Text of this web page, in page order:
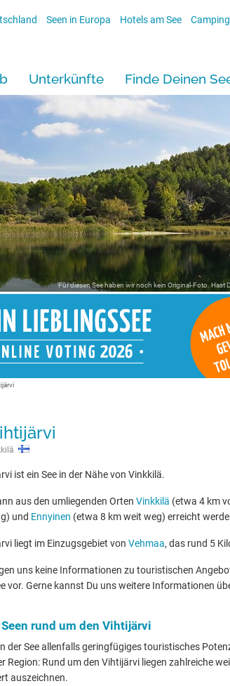
Seen in Europa Hotels am See
Unterkünfte Finde Deinen
Für diesen See haben wir noch kein Original-Foto.
ist ein See in der Nähe von Vinkkilä.
aus den umliegenden Orten Vinkkilä (etwa 4 km
und Ennyinen (etwa 8 km weit weg) erreicht
liegt im Einzugsgebiet von Vehmaa, das rund 5
uns keine Informationen zu touristischen
vor. Gerne kannst Du uns weitere Informationen
rund um den Vihtijärvi
der See allenfalls geringfügiges touristisches
Region: Rund um den Vihtijärvi liegen zahlreiche
auszeichnen.